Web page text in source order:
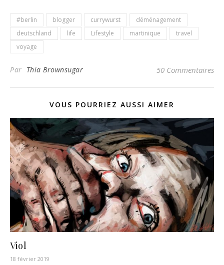
#berlin blogger currywurst
déménagement
deutschland
life Lifestyle martinique
travel
voyage
Par Thia Brownsugar 50 Commentaires
VOUS POURRIEZ AUSSI AIMER
Viol
18 février 2019